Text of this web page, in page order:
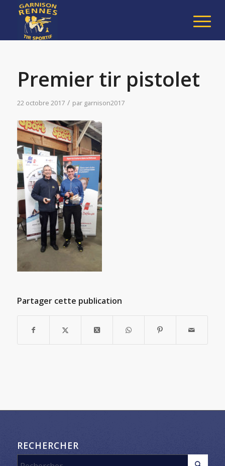
Premier tir pistolet
22 octobre 2017 / par garnison2017
Partager cette publication
RECHERCHER